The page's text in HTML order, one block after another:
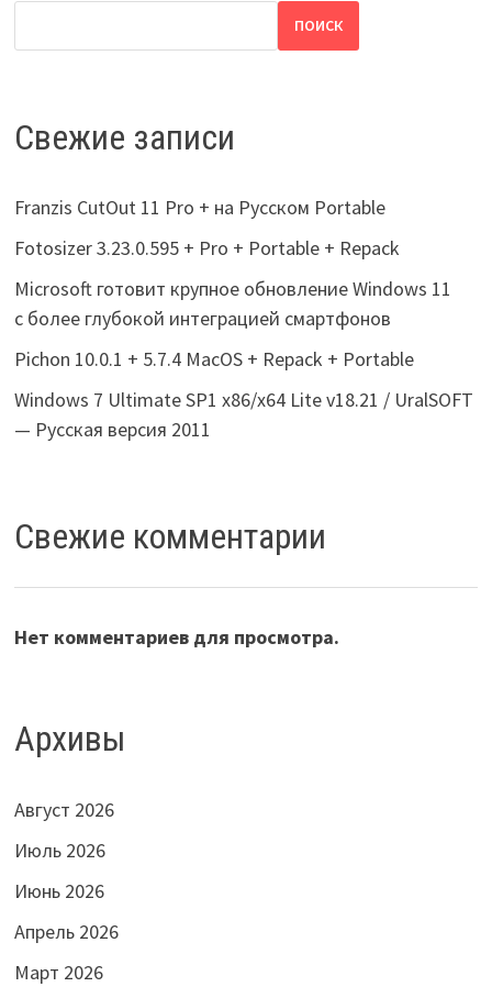
ПОИСК
Свежие записи
Franzis CutOut 11 Pro + на Русском Portable
Fotosizer 3.23.0.595 + Pro + Portable + Repack
Microsoft готовит крупное обновление Windows 11
с более глубокой интеграцией смартфонов
Pichon 10.0.1 + 5.7.4 MacOS + Repack + Portable
Windows 7 Ultimate SP1 x86/x64 Lite v18.21 / UralSOFT
— Русская версия 2011
Свежие комментарии
Нет комментариев для просмотра.
Архивы
Август 2026
Июль 2026
Июнь 2026
Апрель 2026
Март 2026